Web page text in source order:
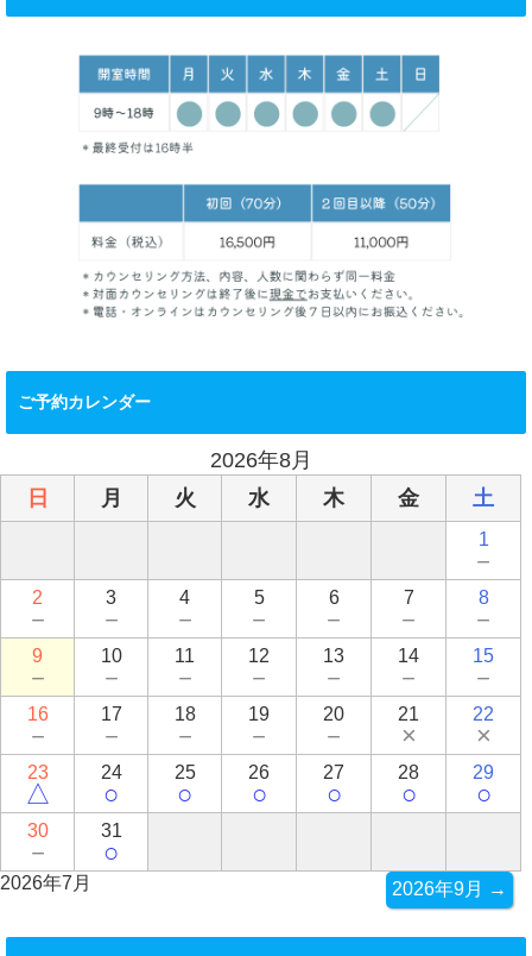
ご予約カレンダー
2026年8月
日
月 火 水 木 金 土
1
－
2
－
3
－
4
－
5
－
6
－
7
－
8
－
9
－
10
－
11
－
12
－
13
－
14
－
15
－
16
－
17
－
18
－
19
－
20
－
21
×
22
×
23
△
24
○
25
○
26
○
27
○
28
○
29
○
30
－
31
○
2026年7月 2026年9月 →